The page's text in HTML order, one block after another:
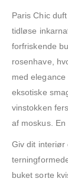
Paris Chic
tidløse
forfriskende
rosenhave,
med
eksotiske
vinstokken
af moskus.
Giv dit interiør
buket sorte